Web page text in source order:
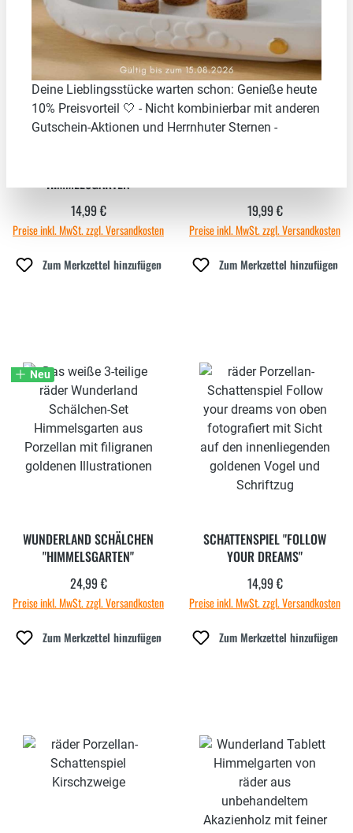
"HIMMELSGARTEN"
Regulärer Preis:
14,99 €
Preise inkl. MwSt. zzgl. Versandkosten
Zum Merkzettel hinzufügen
Regulärer Preis:
19,99 €
Preise inkl. MwSt. zzgl. Versandkosten
Zum Merkzettel hinzufügen
Neu
WUNDERLAND SCHÄLCHEN
"HIMMELSGARTEN"
Regulärer Preis:
24,99 €
Preise inkl. MwSt. zzgl. Versandkosten
Zum Merkzettel hinzufügen
SCHATTENSPIEL "FOLLOW
YOUR DREAMS"
Regulärer Preis:
14,99 €
Preise inkl. MwSt. zzgl. Versandkosten
Zum Merkzettel hinzufügen
Deine Lieblingsstücke warten schon: Genieße heute
10% Preisvorteil 🤍 - Nicht kombinierbar mit anderen
Gutschein-Aktionen und Herrnhuter Sternen -